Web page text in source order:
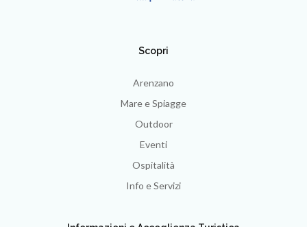
Scopri
Arenzano
Mare e Spiagge
Outdoor
Eventi
Ospitalità
Info e Servizi